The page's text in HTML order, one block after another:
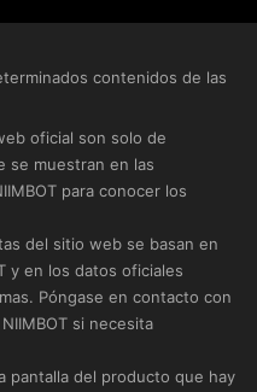
contenidos de las
oficial son solo de
se muestran en las
para conocer los
del sitio web se basan en
y en los datos oficiales
Póngase en contacto con
si necesita
pantalla del producto que hay